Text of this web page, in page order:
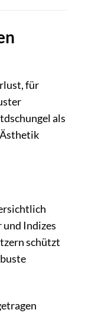
für
als
und Indizes
schützt